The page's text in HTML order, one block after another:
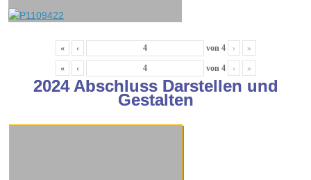
« ‹ von 4 › »
« ‹ von 4 › »
2024 Abschluss Darstellen und
Gestalten